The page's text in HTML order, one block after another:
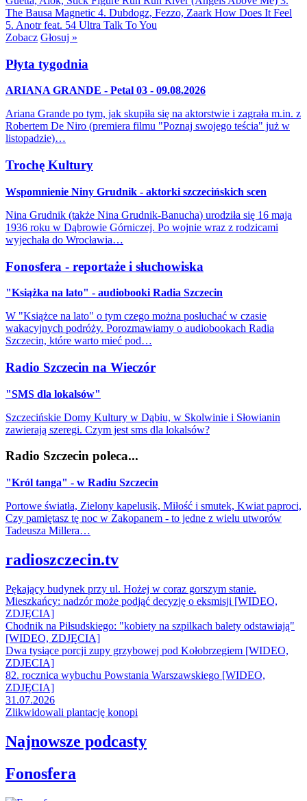
The Bausa Magnetic 4. Dubdogz, Fezzo, Zaark How Does It Feel
5. Anotr feat. 54 Ultra Talk To You
Zobacz Głosuj »
Płyta tygodnia
ARIANA GRANDE - Petal 03 - 09.08.2026
Ariana Grande po tym, jak skupiła się na aktorstwie i zagrała m.in. z
Robertem De Niro (premiera filmu "Poznaj swojego teścia" już w
listopadzie)…
Trochę Kultury
Wspomnienie Niny Grudnik - aktorki szczecińskich scen
Nina Grudnik (także Nina Grudnik-Banucha) urodziła się 16 maja
1936 roku w Dąbrowie Górniczej. Po wojnie wraz z rodzicami
wyjechała do Wrocławia…
Fonosfera - reportaże i słuchowiska
"Książka na lato" - audiobooki Radia Szczecin
W "Książce na lato" o tym czego można posłuchać w czasie
wakacyjnych podróży. Porozmawiamy o audiobookach Radia
Szczecin, które warto mieć pod…
Radio Szczecin na Wieczór
"SMS dla lokalsów"
Szczecińskie Domy Kultury w Dąbiu, w Skolwinie i Słowianin
zawierają szeregi. Czym jest sms dla lokalsów?
Radio Szczecin poleca...
"Król tanga" - w Radiu Szczecin
Portowe światła, Zielony kapelusik, Miłość i smutek, Kwiat paproci,
Czy pamiętasz tę noc w Zakopanem - to jedne z wielu utworów
Tadeusza Millera…
radioszczecin.tv
Pękający budynek przy ul. Hożej w coraz gorszym stanie.
Mieszkańcy: nadzór może podjąć decyzję o eksmisji [WIDEO,
ZDJĘCIA]
Chodnik na Piłsudskiego: "kobiety na szpilkach balety odstawiają"
[WIDEO, ZDJĘCIA]
Dwa tysiące porcji zupy grzybowej pod Kołobrzegiem [WIDEO,
ZDJECIA]
82. rocznica wybuchu Powstania Warszawskiego [WIDEO,
ZDJĘCIA]
31.07.2026
Zlikwidowali plantację konopi
Najnowsze podcasty
Fonosfera